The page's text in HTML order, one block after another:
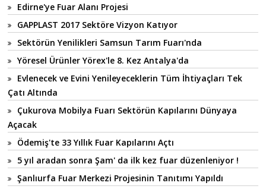
Edirne'ye Fuar Alanı Projesi
GAPPLAST 2017 Sektöre Vizyon Katıyor
Sektörün Yenilikleri Samsun Tarım Fuarı'nda
Yöresel Ürünler Yörex'le 8. Kez Antalya'da
Evlenecek ve Evini Yenileyeceklerin Tüm İhtiyaçları Tek
Çatı Altında
Çukurova Mobilya Fuarı Sektörün Kapılarını Dünyaya
Açacak
Ödemiş'te 33 Yıllık Fuar Kapılarını Açtı
5 yıl aradan sonra Şam' da ilk kez fuar düzenleniyor !
Şanlıurfa Fuar Merkezi Projesinin Tanıtımı Yapıldı